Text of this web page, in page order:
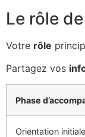
Le rôle
Votre rôle
Partagez vos
Phase
Orientation initiale